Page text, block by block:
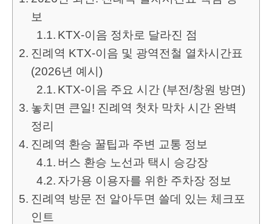
보
KTX-이음 정차로 달라진 점
진례역 KTX-이음 및 광역전철 열차시간표
(2026년 예시)
KTX-이음 주요 시간 (부전/창원 방면)
놓치면 큰일! 진례역 첫차 막차 시간 완벽
정리
진례역 환승 꿀팁과 주변 교통 정보
버스 환승 노선과 택시 승강장
자가용 이용자를 위한 주차장 정보
진례역 방문 전 알아두면 쓸데 있는 체크포
인트